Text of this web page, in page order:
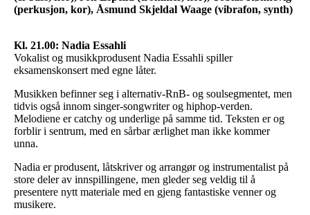
(perkusjon, kor), Åsmund Skjeldal Waage (vibrafon, synth)
Kl. 21.00: Nadia Essahli
Vokalist og musikkprodusent Nadia Essahli spiller
eksamenskonsert med egne låter.
Musikken befinner seg i alternativ-RnB- og soulsegmentet, men
tidvis også innom singer-songwriter og hiphop-verden.
Melodiene er catchy og underlige på samme tid. Teksten er og
forblir i sentrum, med en sårbar ærlighet man ikke kommer
unna.
Nadia er produsent, låtskriver og arrangør og instrumentalist på
store deler av innspillingene, men gleder seg veldig til å
presentere nytt materiale med en gjeng fantastiske venner og
musikere.